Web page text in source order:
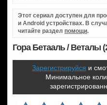
Этот сериал доступен для
и Android устройствах. В
читайте раздел помощи.
Гора Бетааль / Веталы
Зарегистрируйся и
Минимальное